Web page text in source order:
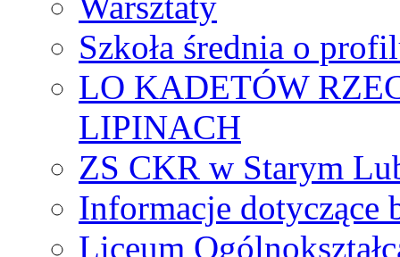
Szkoła średnia o
LO KADETÓW
LIPINACH
ZS CKR w Starym
Informacje dotyczące
Liceum